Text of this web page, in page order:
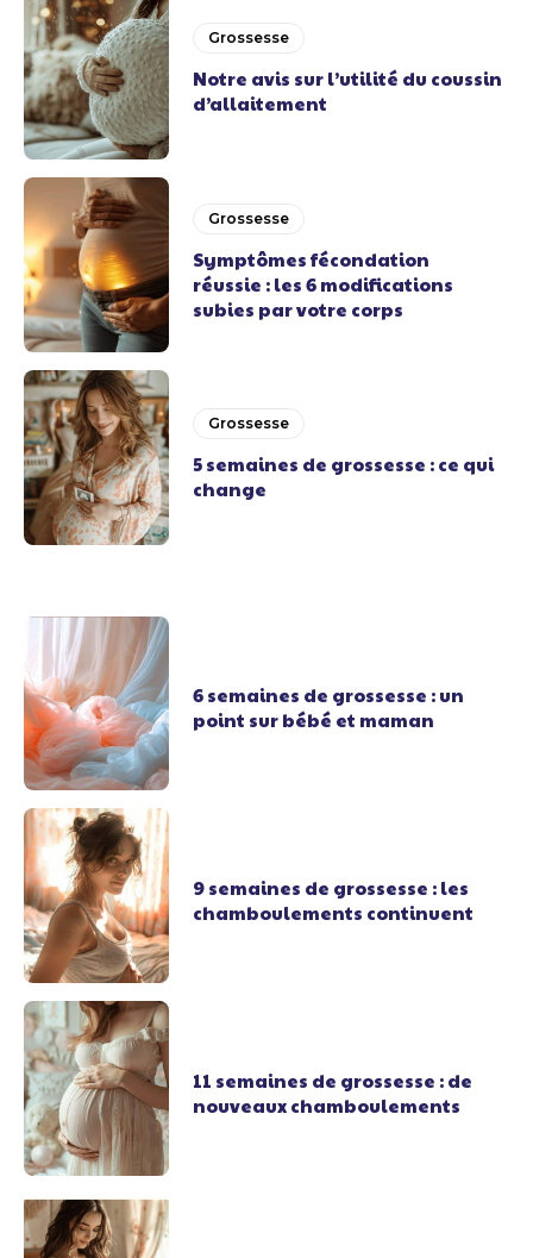
Grossesse
Notre avis sur l’utilité du coussin
d’allaitement
Grossesse
Symptômes fécondation
réussie : les 6 modifications
subies par votre corps
Grossesse
5 semaines de grossesse : ce qui
change
6 semaines de grossesse : un
point sur bébé et maman
9 semaines de grossesse : les
chamboulements continuent
11 semaines de grossesse : de
nouveaux chamboulements